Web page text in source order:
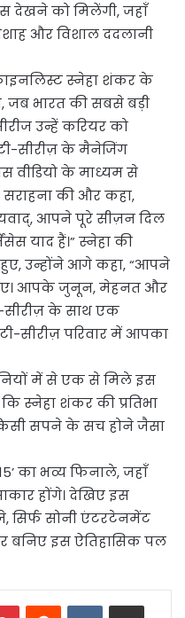
देखने को मिलेंगी, जहाँ
और विशाल ददलानी
स्नेहा शंकर के
जब भारत की सबसे बड़ी
उन्हें करियर को
सीरीज़ के मैनेजिंग
वीडियो के माध्यम से
सराहना की और कहा,
आपने पूरे सीज़न दिल
याद हैं।” स्नेहा की
उन्होंने आगे कहा, “आपने
आपके जुनून, मेहनत और
के साथ एक
सीरीज़ परिवार में आपका
में से एक से मिले इस
स्नेहा शंकर की प्रतिभा
सपने के सच होने जैसा
का भव्य फिनाले, जहाँ
होंगे। देखिए इस
सिर्फ सोनी एंटरटेनमेंट
बनिए इस ऐतिहासिक पल
PinterestReddit VKontakteShare via Email